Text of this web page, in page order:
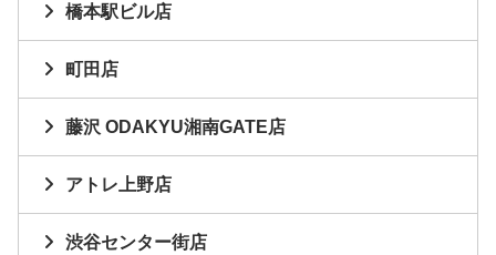
橋本駅ビル店
町田店
藤沢 ODAKYU湘南GATE店
アトレ上野店
渋谷センター街店